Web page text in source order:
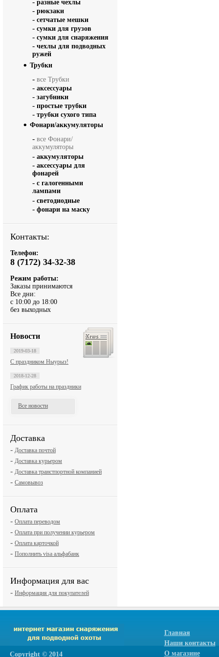
- разные чехлы
- рюкзаки
- сетчатые мешки
- сумки для грузов
- сумки для снаряжения
- чехлы для подводных
ружей
Трубки
- все Трубки
- аксессуары
- загубники
- простые трубки
- трубки сухого типа
Фонари/аккумуляторы
- все Фонари/
аккумуляторы
- аккумуляторы
- аксессуары для
фонарей
- с галогенными
лампами
- светодиодные
- фонари на маску
Контакты:
Телефон:
8 (7172) 34-32-38
Режим работы:
Заказы принимаются
Все дни:
с 10:00 до 18:00
без выходных
Новости
2019-03-18
С праздником Ныурыз!
2018-12-28
График работы на праздники
Все новости
Доставка
- Доставка почтой
- Доставка курьером
- Доставка транстпортной компанией
- Самовывоз
Оплата
- Оплата переводом
- Оплата при получении курьером
- Оплата карточкой
- Пополнить visa альфабанк
Информация для вас
- Информация для покупателей
Сopyright © 2014
Главная
Наши контакты
О магазине